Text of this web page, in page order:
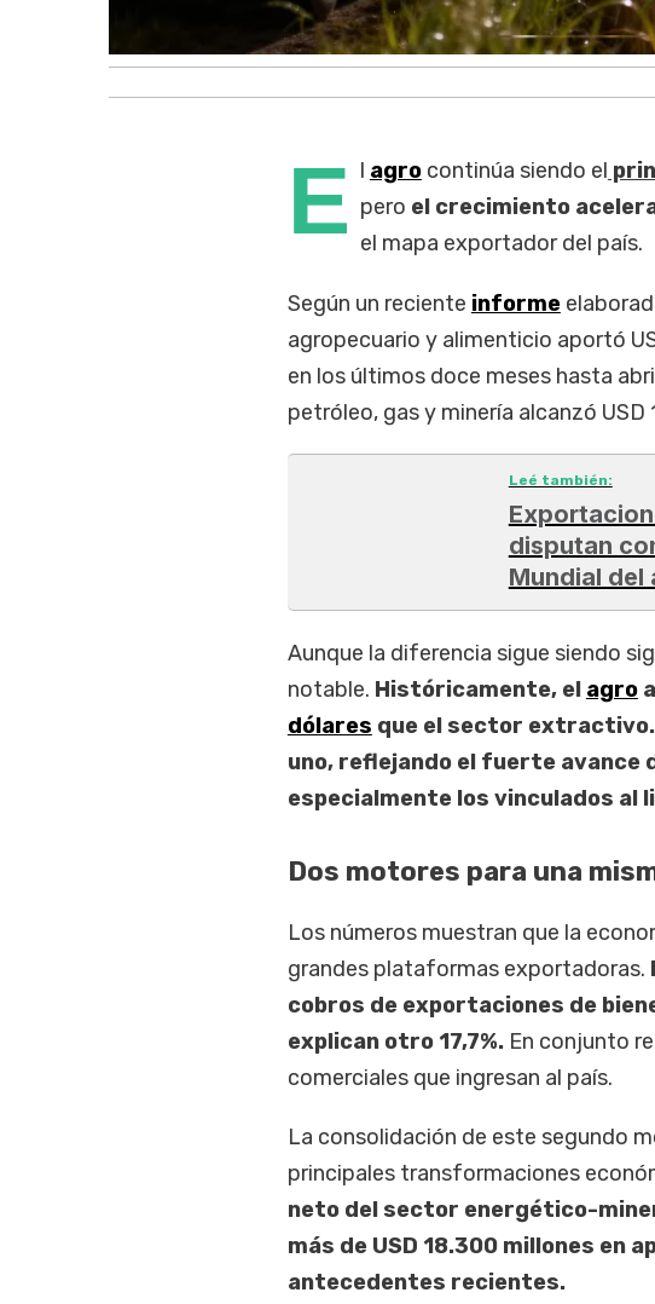
E l agrocontinúa siendo el
pero el crecimiento
el mapa exportador del país.
Según un reciente informe
agropecuario y alimenticio aportó
en los últimos doce meses hasta
petróleo, gas y minería alcanzó USD
Leé también:
disputan
Mundial del
Aunque la diferencia sigue siendo
notable. Históricamente, el agro
dólares que el sector extractivo.
uno, reflejando el fuerte avance
especialmente los vinculados al
Dos motores para una
Los números muestran que la
grandes plataformas exportadoras.
cobros de exportaciones de
explican otro 17,7%. En conjunto
comerciales que ingresan al país.
La consolidación de este segundo
principales transformaciones
neto del sector energético-
más de USD 18.300 millones en
antecedentes recientes.